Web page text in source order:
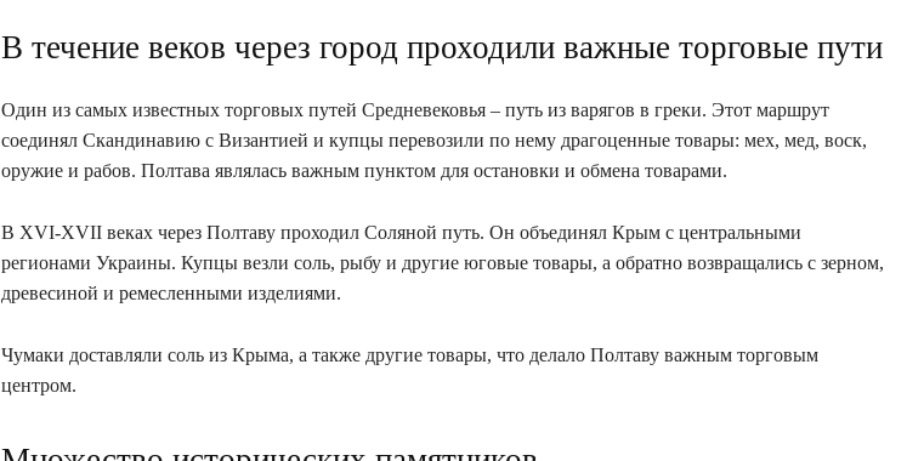
В течение веков через город проходили важные торговые пути
Один из самых известных торговых путей Средневековья – путь из варягов в греки. Этот маршрут
соединял Скандинавию с Византией и купцы перевозили по нему драгоценные товары: мех, мед, воск,
оружие и рабов. Полтава являлась важным пунктом для остановки и обмена товарами.
В XVI-XVII веках через Полтаву проходил Соляной путь. Он объединял Крым с центральными
регионами Украины. Купцы везли соль, рыбу и другие юговые товары, а обратно возвращались с зерном,
древесиной и ремесленными изделиями.
Чумаки доставляли соль из Крыма, а также другие товары, что делало Полтаву важным торговым
центром.